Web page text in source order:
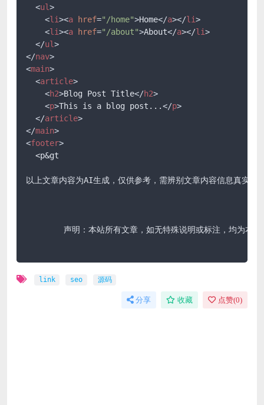
<ul>
<li><a href="/home">Home</a></li>
<li><a href="/about">About</a></li>
</ul>
</nav>
<main>
<article>
<h2>Blog Post Title</h2>
<p>This is a blog post...</p>
</article>
</main>
<footer>
  <p&gt
以上文章内容为AI生成，仅供参考，需辨别文章内容信息真实有
link seo 源码
分享 收藏 点赞(0)